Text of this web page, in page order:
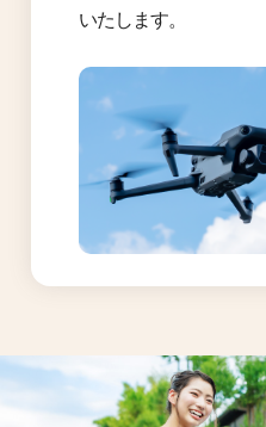
いたします。